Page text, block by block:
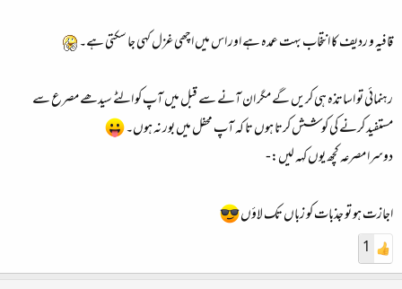
قافیہ و ردیف کا انتخاب بہت عمدہ ہے اور اس میں اچھی غزل کہی جا سکتی ہے۔
رہنمائی تو اساتذہ ہی کریں گے مگر ان آنے سے قبل میں آپ کو الٹے سیدھے مصرع سے
مستفید کرنے کی کوشش کرتا ہوں تا کہ آپ محفل میں بور نہ ہوں۔
دوسرا مصرعہ کچھ یوں کہہ لیں:-
اجازت ہو تو جذبات کو زباں تک لاؤں
1